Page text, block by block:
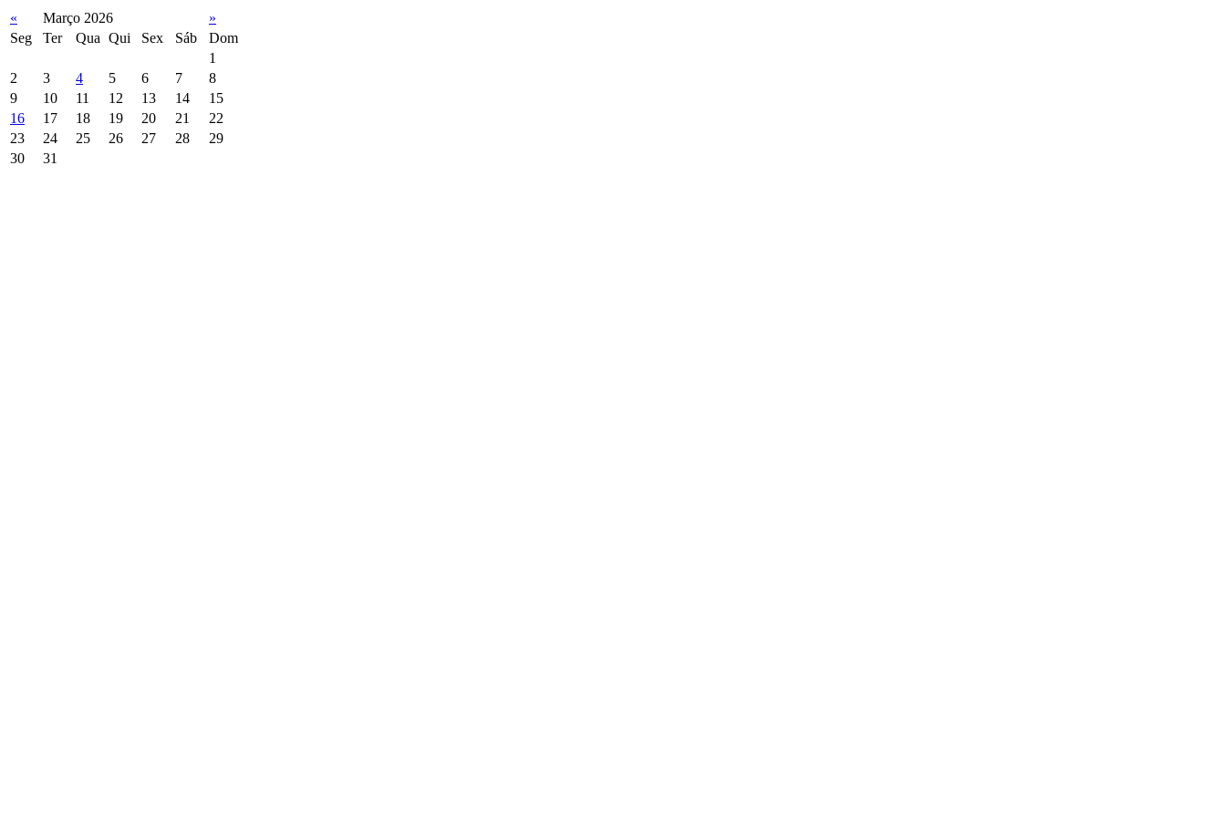
« Março 2026
»
Seg
Ter Qua Qui Sex Sáb
Dom
1
2
3 4 5 6 7
8
9
10 11 12 13 14
15
16
17 18 19 20 21
22
23
24 25 26 27 28
29
30
31